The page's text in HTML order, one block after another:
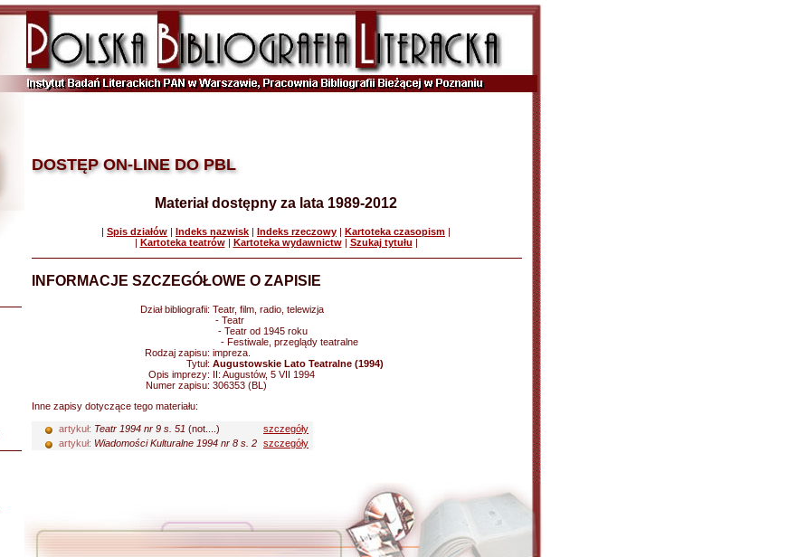
DOSTĘP ON-LINE DO PBL
Materiał dostępny za lata 1989-2012
| Spis działów | Indeks nazwisk | Indeks rzeczowy | Kartoteka czasopism |
| Kartoteka teatrów| Kartoteka wydawnictw| Szukaj tytułu |
INFORMACJE SZCZEGÓŁOWE O ZAPISIE
Dział bibliografii: Teatr, film, radio, telewizja
- Teatr
- Teatr od 1945 roku
- Festiwale, przeglądy teatralne
Rodzaj zapisu: impreza.
Tytuł: Augustowskie Lato Teatralne (1994)
Opis imprezy: II: Augustów, 5 VII 1994
Numer zapisu: 306353 (BL)
Inne zapisy dotyczące tego materiału:
artykuł: Teatr 1994 nr 9 s. 51 (not....)
szczegóły
artykuł: Wiadomości Kulturalne 1994 nr 8 s. 2 szczegóły